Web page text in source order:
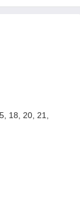
18, 20, 21,